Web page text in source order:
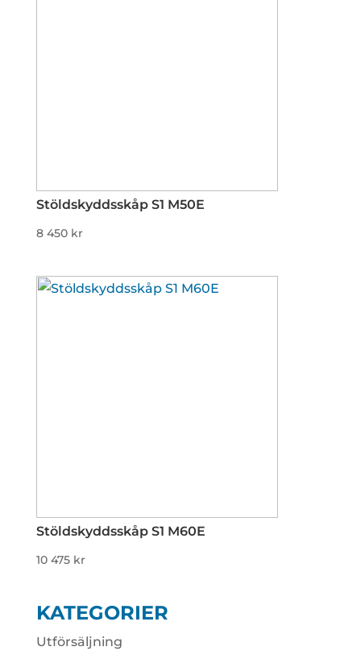
Stöldskyddsskåp S1 M50E
8 450 kr
Stöldskyddsskåp S1 M60E
10 475 kr
KATEGORIER
Utförsäljning